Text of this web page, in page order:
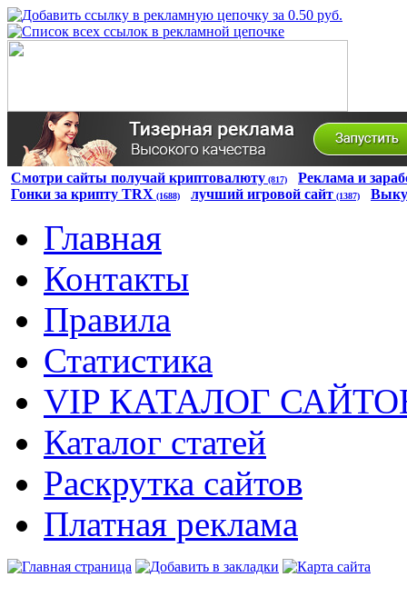
Смотри сайты получай криптовалюту (817)
Реклама и
Гонки за крипту TRX (1688) лучший игровой сайт (1387)
Главная
Контакты
Правила
Статистика
VIP КАТАЛОГ
Каталог статей
Раскрутка сайтов
Платная реклама